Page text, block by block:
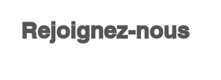
Rejoignez-nous